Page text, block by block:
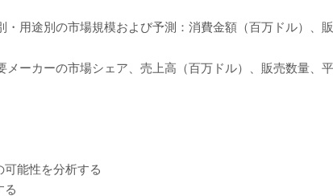
・用途別の市場規模および予測：消費金額（百万ドル）、
メーカーの市場シェア、売上高（百万ドル）、販売数量、
能性を分析する
る